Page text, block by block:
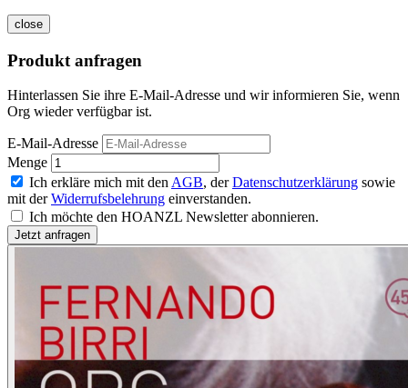
close
Produkt anfragen
Hinterlassen Sie ihre E-Mail-Adresse und wir informieren Sie, wenn
Org wieder verfügbar ist.
E-Mail-Adresse
Menge
Ich erkläre mich mit den AGB, derDatenschutzerklärung sowie
mit derWiderrufsbelehrung einverstanden.
Ich möchte den HOANZL Newsletter abonnieren.